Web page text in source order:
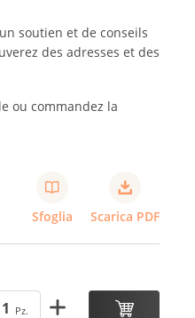
soutien et de conseils
des adresses et des
ou commandez la
Sfoglia Scarica PDF
Pz.